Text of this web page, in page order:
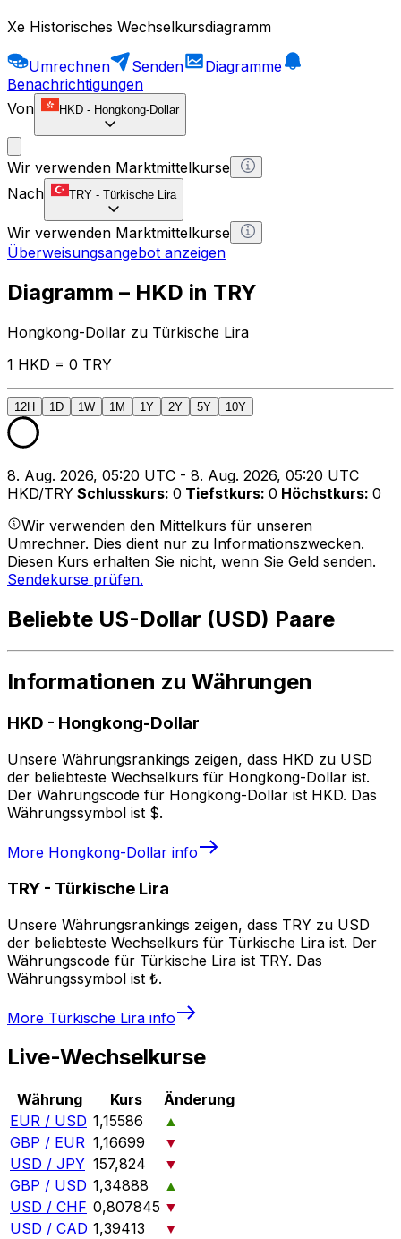
Xe Historisches Wechselkursdiagramm
Umrechnen Senden
Diagramme
Benachrichtigungen
Von
HKD - Hongkong-Dollar
Wir verwenden Marktmittelkurse
Nach
TRY - Türkische Lira
Wir verwenden Marktmittelkurse
Überweisungsangebot anzeigen
Diagramm – HKD in TRY
Hongkong-Dollar zu Türkische Lira
1 HKD = 0 TRY
12H 1D 1W 1M 1Y 2Y 5Y 10Y
8. Aug. 2026, 05:20 UTC - 8. Aug. 2026, 05:20 UTC
HKD/TRY Schlusskurs: 0 Tiefstkurs: 0 Höchstkurs: 0
Wir verwenden den Mittelkurs für unseren
Umrechner. Dies dient nur zu Informationszwecken.
Diesen Kurs erhalten Sie nicht, wenn Sie Geld senden.
Sendekurse prüfen.
Beliebte US-Dollar (USD) Paare
Informationen zu Währungen
HKD - Hongkong-Dollar
Unsere Währungsrankings zeigen, dass HKD zu USD
der beliebteste Wechselkurs für Hongkong-Dollar ist.
Der Währungscode für Hongkong-Dollar ist HKD. Das
Währungssymbol ist $.
More Hongkong-Dollar info
TRY - Türkische Lira
Unsere Währungsrankings zeigen, dass TRY zu USD
der beliebteste Wechselkurs für Türkische Lira ist. Der
Währungscode für Türkische Lira ist TRY. Das
Währungssymbol ist ₺.
More Türkische Lira info
Live-Wechselkurse
Währung Kurs
Änderung
EUR / USD 1,15586
▲
GBP / EUR 1,16699
▼
USD / JPY 157,824
▼
GBP / USD 1,34888
▲
USD / CHF 0,807845 ▼
USD / CAD 1,39413
▼